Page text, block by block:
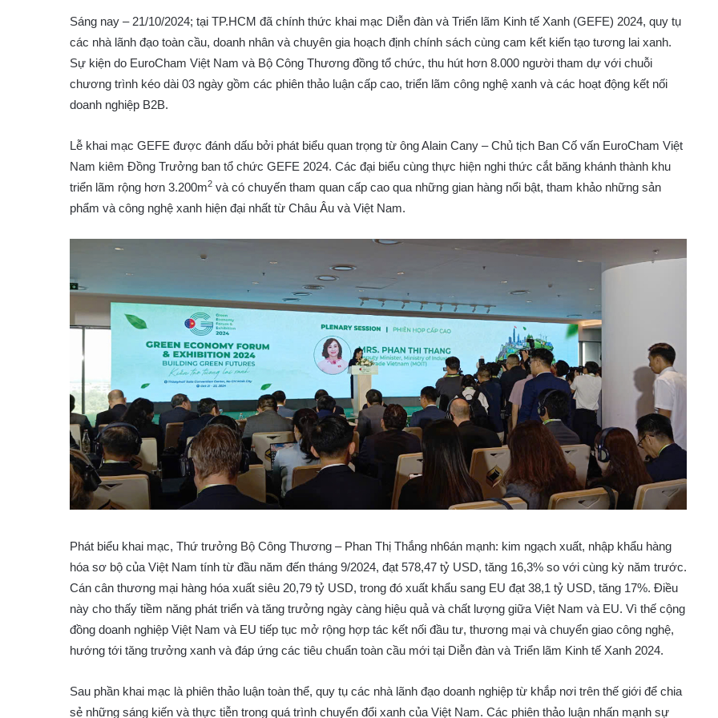
Sáng nay – 21/10/2024; tại TP.HCM đã chính thức khai mạc Diễn đàn và Triển lãm Kinh tế Xanh (GEFE) 2024, quy tụ
các nhà lãnh đạo toàn cầu, doanh nhân và chuyên gia hoạch định chính sách cùng cam kết kiến tạo tương lai xanh.
Sự kiện do EuroCham Việt Nam và Bộ Công Thương đồng tổ chức, thu hút hơn 8.000 người tham dự với chuỗi
chương trình kéo dài 03 ngày gồm các phiên thảo luận cấp cao, triển lãm công nghệ xanh và các hoạt động kết nối
doanh nghiệp B2B.
Lễ khai mạc GEFE được đánh dấu bởi phát biểu quan trọng từ ông Alain Cany – Chủ tịch Ban Cố vấn EuroCham Việt
Nam kiêm Đồng Trưởng ban tổ chức GEFE 2024. Các đại biểu cùng thực hiện nghi thức cắt băng khánh thành khu
triển lãm rộng hơn 3.200m2 và có chuyến tham quan cấp cao qua những gian hàng nổi bật, tham khảo những sản
phẩm và công nghệ xanh hiện đại nhất từ Châu Âu và Việt Nam.
Phát biểu khai mạc, Thứ trưởng Bộ Công Thương – Phan Thị Thắng nh6án mạnh: kim ngạch xuất, nhập khẩu hàng
hóa sơ bộ của Việt Nam tính từ đầu năm đến tháng 9/2024, đạt 578,47 tỷ USD, tăng 16,3% so với cùng kỳ năm trước.
Cán cân thương mại hàng hóa xuất siêu 20,79 tỷ USD, trong đó xuất khẩu sang EU đạt 38,1 tỷ USD, tăng 17%. Điều
này cho thấy tiềm năng phát triển và tăng trưởng ngày càng hiệu quả và chất lượng giữa Việt Nam và EU. Vì thế cộng
đồng doanh nghiệp Việt Nam và EU tiếp tục mở rộng hợp tác kết nối đầu tư, thương mại và chuyển giao công nghệ,
hướng tới tăng trưởng xanh và đáp ứng các tiêu chuẩn toàn cầu mới tại Diễn đàn và Triển lãm Kinh tế Xanh 2024.
Sau phần khai mạc là phiên thảo luận toàn thể, quy tụ các nhà lãnh đạo doanh nghiệp từ khắp nơi trên thế giới để chia
sẻ những sáng kiến và thực tiễn trong quá trình chuyển đổi xanh của Việt Nam. Các phiên thảo luận nhấn mạnh sự